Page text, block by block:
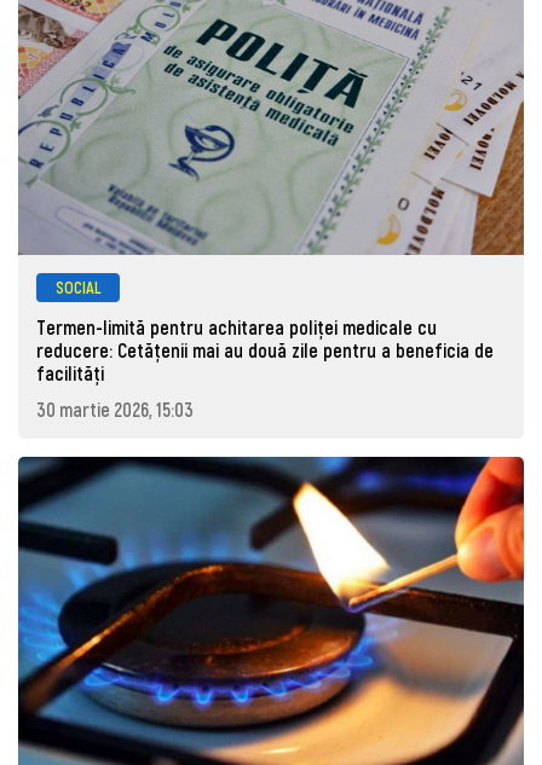
SOCIAL
Termen-limită pentru achitarea poliței medicale cu
reducere: Cetățenii mai au două zile pentru a beneficia de
facilități
30 martie 2026, 15:03